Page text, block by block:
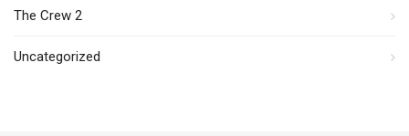
The Crew 2
Uncategorized